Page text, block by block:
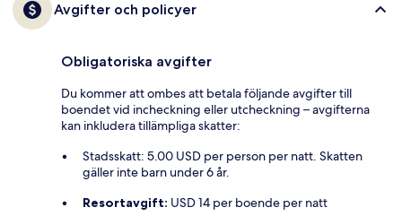
Avgifter och policyer
Obligatoriska avgifter
Du kommer att ombes att betala följande avgifter till
boendet vid incheckning eller utcheckning – avgifterna
kan inkludera tillämpliga skatter:
Stadsskatt: 5.00 USD per person per natt. Skatten
gäller inte barn under 6 år.
Resortavgift: USD 14 per boende per natt